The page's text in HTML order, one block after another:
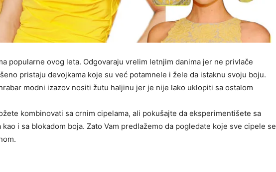
popularne ovog leta. Odgovaraju vrelim letnjim danima jer ne privlače
pristaju devojkama koje su već potamnele i žele da istaknu svoju boju.
modni izazov nositi žutu haljinu jer je nije lako uklopiti sa ostalom
kombinovati sa crnim cipelama, ali pokušajte da eksperimentišete sa
i sa blokadom boja. Zato Vam predlažemo da pogledate koje sve cipele se